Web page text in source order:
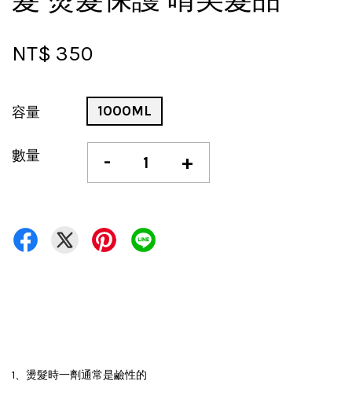
NT$ 350
容量 1000ML
數量 - +
1、燙髮時一劑通常是鹼性的